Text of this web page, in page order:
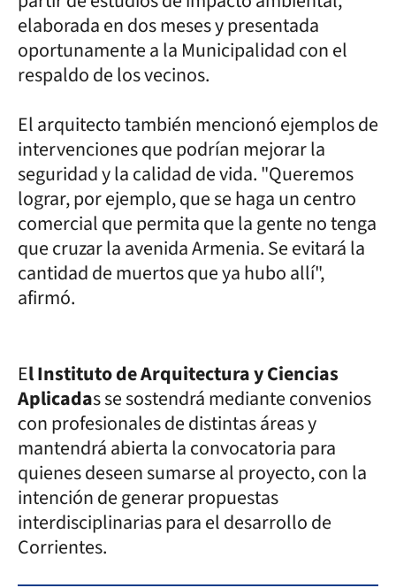
elaborada en dos meses y presentada
oportunamente a la Municipalidad con el
respaldo de los vecinos.
El arquitecto también mencionó ejemplos de
intervenciones que podrían mejorar la
seguridad y la calidad de vida. "Queremos
lograr, por ejemplo, que se haga un centro
comercial que permita que la gente no tenga
que cruzar la avenida Armenia. Se evitará la
cantidad de muertos que ya hubo allí",
afirmó.
El Instituto de Arquitectura y Ciencias
Aplicadas se sostendrá mediante convenios
con profesionales de distintas áreas y
mantendrá abierta la convocatoria para
quienes deseen sumarse al proyecto, con la
intención de generar propuestas
interdisciplinarias para el desarrollo de
Corrientes.